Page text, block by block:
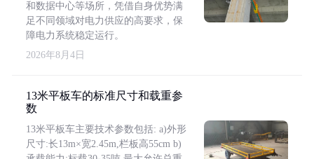
和数据中心等场所，凭借自身优势满
足不同领域对电力供应的高要求，保
障电力系统稳定运行。
2026年8月4日
13米平板车的标准尺寸和载重参
数
13米平板车主要技术参数包括: a)外形
尺寸:长13m×宽2.45m,栏板高55cm b)